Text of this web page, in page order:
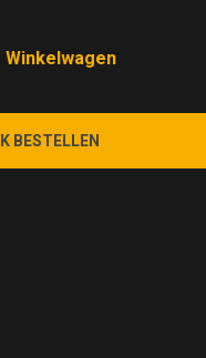
BESTELLEN